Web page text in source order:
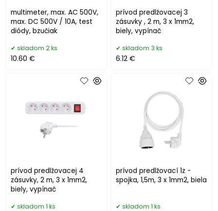
multimeter, max. AC 500V,
max. DC 500V / 10A, test
diódy, bzučiak
skladom 2 ks
10.60 €
prívod predlžovacej 3
zásuvky , 2 m, 3 x 1mm2,
biely, vypínač
skladom 3 ks
6.12 €
prívod predlžovacej 4
zásuvky, 2 m, 3 x 1mm2,
biely, vypínač
skladom 1 ks
prívod predlžovací 1z -
spojka, 1,5m, 3 x 1mm2, biela
skladom 1 ks